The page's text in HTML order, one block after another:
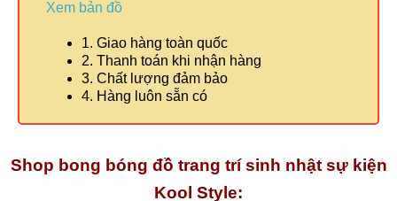
Xem bản đồ
1. Giao hàng toàn quốc
2. Thanh toán khi nhận hàng
3. Chất lượng đảm bảo
4. Hàng luôn sẵn có
Shop bong bóng đồ trang trí sinh nhật sự kiện
Kool Style: